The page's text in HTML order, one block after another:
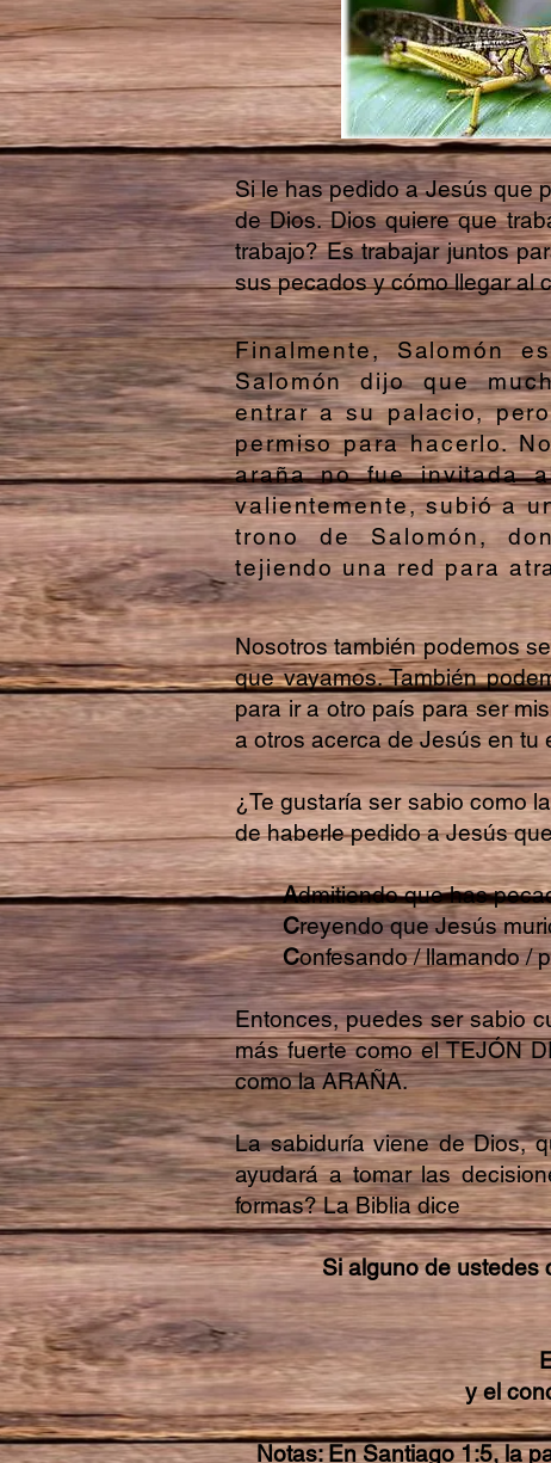
Si le has pedido a Jesús que
de Dios. Dios quiere que
trabajo? Es trabajar juntos
sus pecados y cómo llegar al
Finalmente, Salomón
Salomón dijo que
entrar a su palacio,
permiso para hacerlo.
araña no fue invitada
valientemente, subió a
trono de Salomón,
tejiendo una red para
Nosotros también podemos
que vayamos. También
para ir a otro país para ser
a otros acerca de Jesús en tu
¿Te gustaría ser sabio como
de haberle pedido a Jesús
Admitiendo que has
Creyendo que Jesús
Confesando / llamando /
Entonces, puedes ser sabio
más fuerte como el TEJÓN
como la ARAÑA.
La sabiduría viene de Dios,
ayudará a tomar las
formas? La Biblia dice
Si alguno de ustedes
y el
Notas: En Santiago 1:5, la